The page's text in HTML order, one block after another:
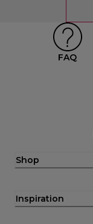
FAQ
Shop
Inspiration